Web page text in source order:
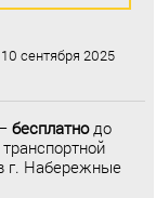
10 сентября 2025
бесплатнодо
г. Набережные